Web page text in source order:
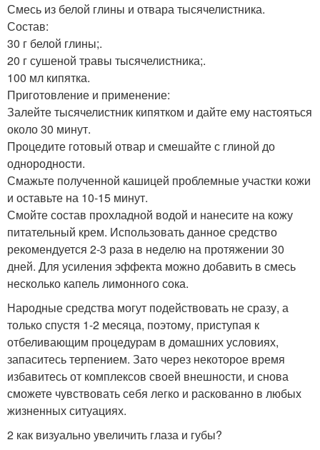
Смесь из белой глины и отвара тысячелистника.
Состав:
30 г белой глины;.
20 г сушеной травы тысячелистника;.
100 мл кипятка.
Приготовление и применение:
Залейте тысячелистник кипятком и дайте ему настояться
около 30 минут.
Процедите готовый отвар и смешайте с глиной до
однородности.
Смажьте полученной кашицей проблемные участки кожи
и оставьте на 10-15 минут.
Смойте состав прохладной водой и нанесите на кожу
питательный крем. Использовать данное средство
рекомендуется 2-3 раза в неделю на протяжении 30
дней. Для усиления эффекта можно добавить в смесь
несколько капель лимонного сока.
Народные средства могут подействовать не сразу, а
только спустя 1-2 месяца, поэтому, приступая к
отбеливающим процедурам в домашних условиях,
запаситесь терпением. Зато через некоторое время
избавитесь от комплексов своей внешности, и снова
сможете чувствовать себя легко и раскованно в любых
жизненных ситуациях.
2 как визуально увеличить глаза и губы?